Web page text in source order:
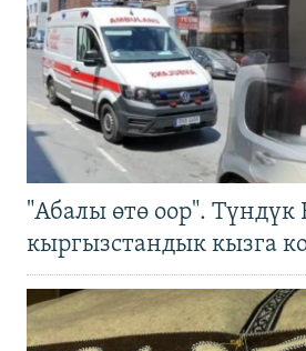
"Абалы өтө оор". Түндүк
кыргызстандык кызга